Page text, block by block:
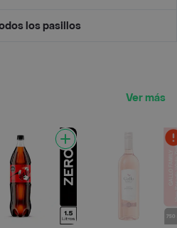
los pasillos
Ver más